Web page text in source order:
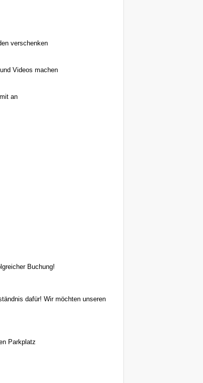
verschenken
Videos machen
an
Buchung!
dafür! Wir möchten unseren
Parkplatz